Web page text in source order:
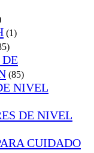
(1)
DE
(85)
NIVEL
DE NIVEL
CUIDADO